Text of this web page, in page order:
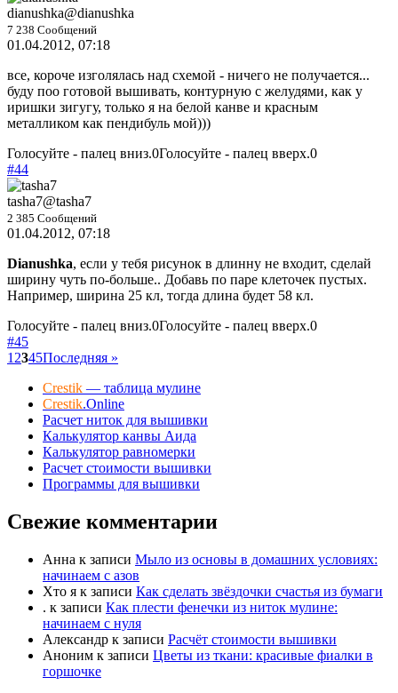
dianushka@dianushka
7 238 Сообщений
01.04.2012, 07:18
все, короче изголялась над схемой - ничего не получается...
буду поо готовой вышивать, контурную с желудями, как у
иришки зигугу, только я на белой канве и красным
металликом как пендибуль мой)))
Голосуйте - палец вниз.0Голосуйте - палец вверх.0
#44
tasha7@tasha7
2 385 Сообщений
01.04.2012, 07:18
Dianushka, если у тебя рисунок в длинну не входит, сделай
ширину чуть по-больше.. Добавь по паре клеточек пустых.
Например, ширина 25 кл, тогда длина будет 58 кл.
Голосуйте - палец вниз.0Голосуйте - палец вверх.0
#45
1 2345Последняя »
Crestik — таблица мулине
Crestik.Online
Расчет ниток для вышивки
Калькулятор канвы Аида
Калькулятор равномерки
Расчет стоимости вышивки
Программы для вышивки
Свежие комментарии
Анна к записи Мыло из основы в домашних условиях:
начинаем с азов
Хто я к записи Как сделать звёздочки счастья из бумаги
. к записи Как плести фенечки из ниток мулине:
начинаем с нуля
Александр к записи Расчёт стоимости вышивки
Аноним к записи Цветы из ткани: красивые фиалки в
горшочке